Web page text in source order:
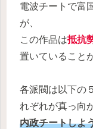
電波チートで富
が、
この作品は抵抗
置いていること
各派閥は以下の
れぞれが真っ向
内政チートしよ